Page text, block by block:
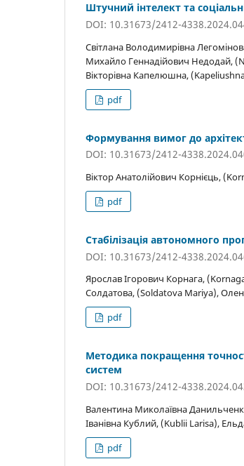
Штучний інтелект та
DOI: 10.31673/2412-
Світлана Володимирівна
Михайло Геннадійович Недодай,
Вікторівна Капелюшна,
pdf
Формування вимог до
DOI: 10.31673/2412-
Віктор Анатолійович Корнієць,
pdf
Стабілізація автономного
DOI: 10.31673/2412-
Ярослав Ігорович Корнага,
Солдатова, (Soldatova Mariya),
pdf
Методика покращення
систем
DOI: 10.31673/2412-
Валентина Миколаївна
Іванівна Кублий, (Kublii Larisa),
pdf